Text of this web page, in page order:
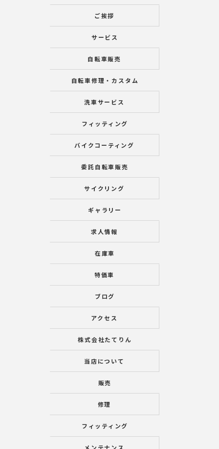
ご挨拶
サービス
自転車販売
自転車修理・カスタム
洗車サービス
フィッティング
バイクコーティング
委託自転車販売
サイクリング
ギャラリー
求人情報
在庫車
特価車
ブログ
アクセス
株式会社たてりん
当店について
販売
修理
フィッティング
メンテナンス